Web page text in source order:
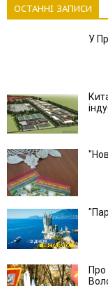
ОСТАННІ ЗАПИСИ
У
Про